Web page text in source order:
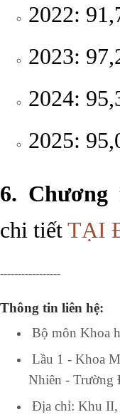
2022:
2023:
2024:
2025:
6.
chi tiếtTẠI
-----------------
Thông tin liên hệ
Bộ môn Khoa
Lầu 1 - Khoa
Nhiên - Trường
Địa chỉ: Khu II,